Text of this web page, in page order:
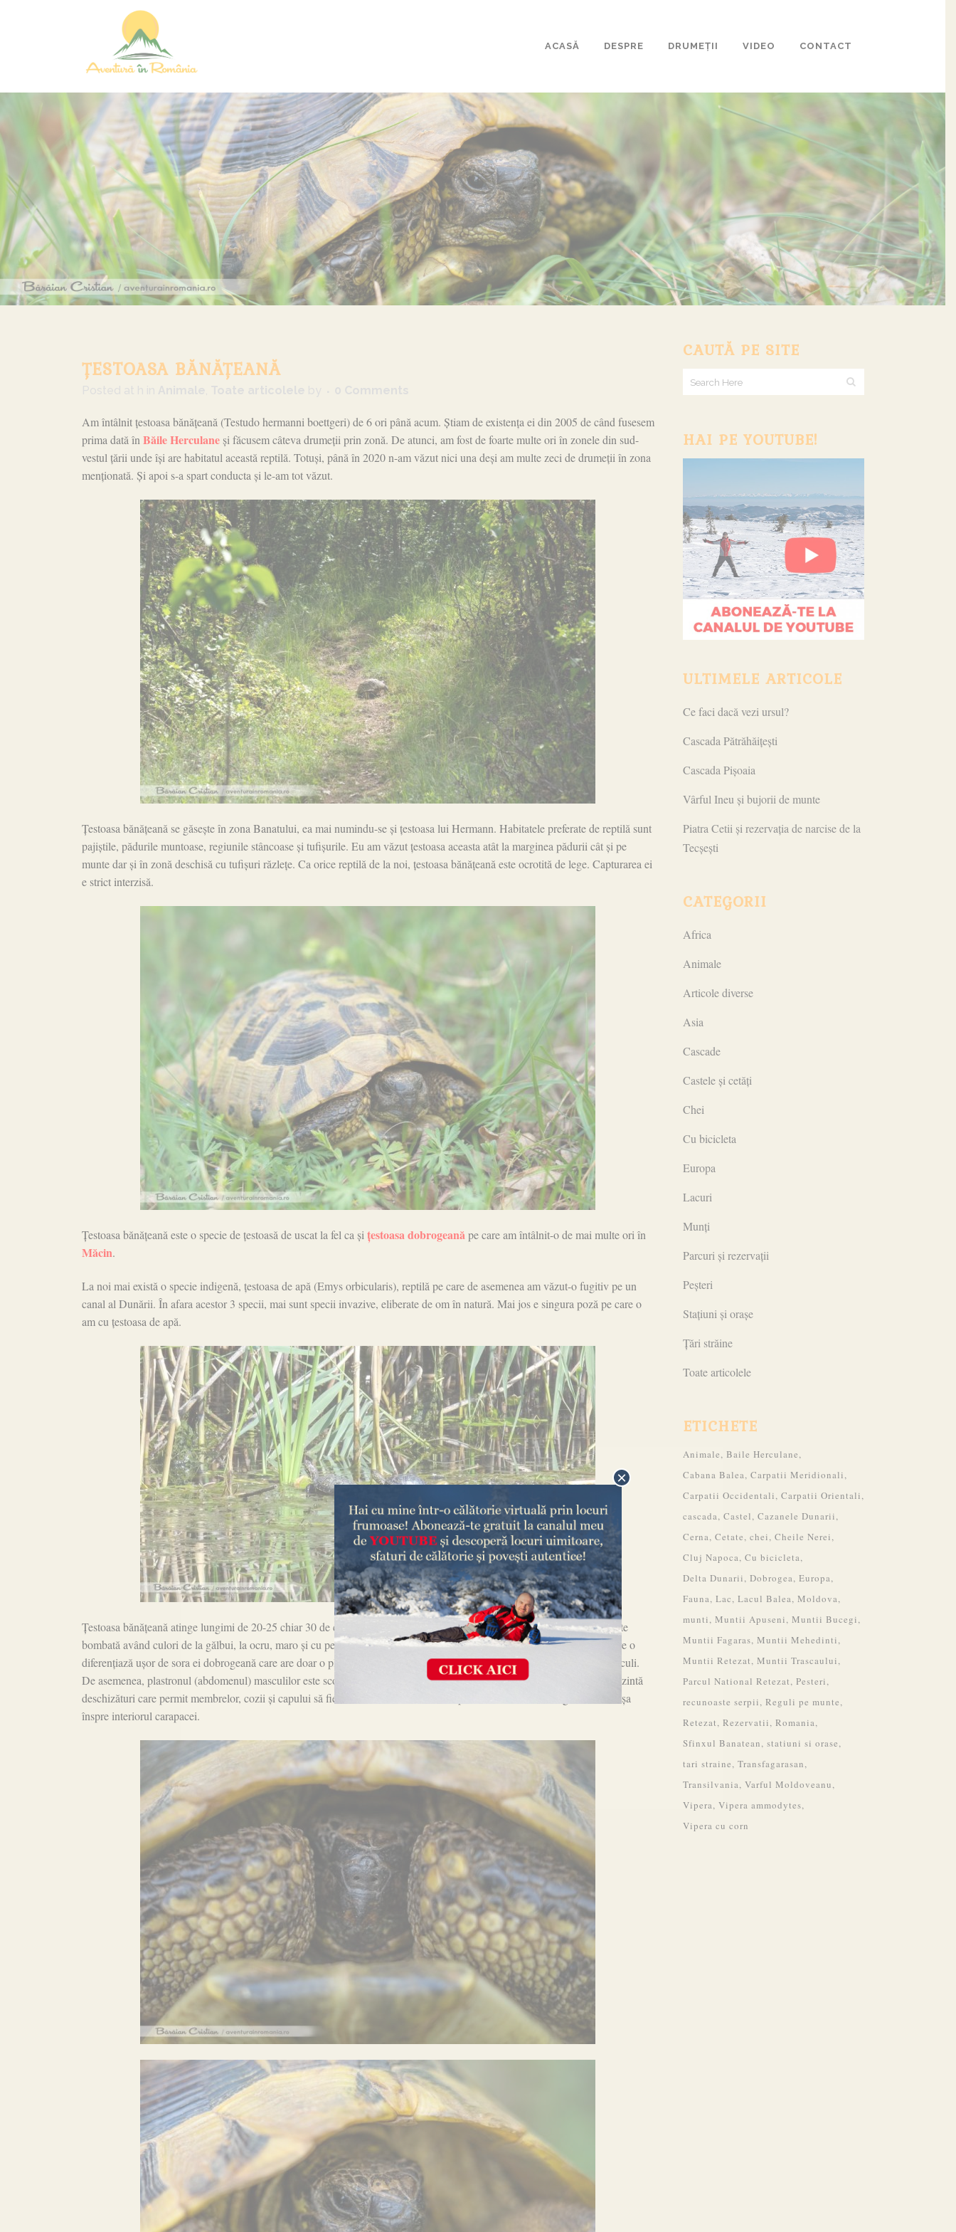
ACASĂ DESPRE DRUMEȚII VIDEO CONTACT
ȚESTOASA BĂNĂȚEANĂ
Am întâlnit țestoasa bănățeană (Testudo hermanni boettgeri) de 6 ori până acum. Știam de existența ei din 2005 de când fusesem
prima dată în Băile Herculaneși făcusem câteva drumeții prin zonă. De atunci, am fost de foarte multe ori în zonele din sud-
vestul țării unde își are habitatul această reptilă. Totuși, până în 2020 n-am văzut nici una deși am multe zeci de drumeții în zona
menționată. Și apoi s-a spart conducta și le-am tot văzut.
Țestoasa bănățeană se găsește în zona Banatului, ea mai numindu-se și țestoasa lui Hermann. Habitatele preferate de reptilă sunt
pajiștile, pădurile muntoase, regiunile stâncoase și tufișurile. Eu am văzut țestoasa aceasta atât la marginea pădurii cât și pe
munte dar și în zonă deschisă cu tufișuri răzlețe. Ca orice reptilă de la noi, țestoasa bănățeană este ocrotită de lege. Capturarea ei
e strict interzisă.
Țestoasa bănățeană este o specie de țestoasă de uscat la fel ca și țestoasa dobrogeană pe care am întâlnit-o de mai multe ori în
Măcin.
La noi mai există o specie indigenă, țestoasa de apă (Emys orbicularis), reptilă pe care de asemenea am văzut-o fugitiv pe un
canal al Dunării. În afara acestor 3 specii, mai sunt specii invazive, eliberate de om în natură. Mai jos e singura poză pe care o
am cu țestoasa de apă.
Țestoasa bănățeană atinge lungimi de 20-25 chiar 30 de cm cu o greutate de aproximativ 2-2,5 kg. Carapacea acestora este
bombată având culori de la gălbui, la ocru, maro și cu pete negre. Carapacea are 2 plăci osoase deasupra cozii, aspect care o
diferențiază ușor de sora ei dobrogeană care are doar o placă. Coada este relativ scurtă, cu un plus în lungime pentru masculi.
De asemenea, plastronul (abdomenul) masculilor este scobit, aspect care facilitează împerecherea. Evident, carapacea prezintă
deschizături care permit membrelor, cozii și capului să fie retrase înăuntru. În caz de pericol animalul se refugiază să zic așa
înspre interiorul carapacei.
CAUTĂ PE SITE
HAI PE YOUTUBE!
ULTIMELE ARTICOLE
Ce faci dacă vezi ursul?
Cascada Pătrăhăițești
Cascada Pișoaia
Vârful Ineu și bujorii de munte
Piatra Cetii și rezervația de narcise de la
Tecșești
CATEGORII
Africa
Animale
Articole diverse
Asia
Cascade
Castele și cetăți
Chei
Cu bicicleta
Europa
Lacuri
Munți
Parcuri și rezervații
Peșteri
Stațiuni și orașe
Țări străine
Toate articolele
ETICHETE
Animale Baile Herculane
Cabana Balea Carpatii Meridionali
Carpatii Occidentali Carpatii Orientali
cascada Castel Cazanele Dunarii
Cerna Cetate chei Cheile Nerei
Cluj Napoca Cu bicicleta
Delta Dunarii Dobrogea Europa
Fauna Lac Lacul Balea Moldova
munti Muntii Apuseni Muntii Bucegi
Muntii Fagaras Muntii Mehedinti
Muntii Retezat Muntii Trascaului
Parcul National Retezat Pesteri
recunoaste serpii Reguli pe munte
Retezat Rezervatii Romania
Sfinxul Banatean statiuni si orase
tari straine Transfagarasan
Transilvania Varful Moldoveanu
Vipera Vipera ammodytes
Vipera cu corn
×